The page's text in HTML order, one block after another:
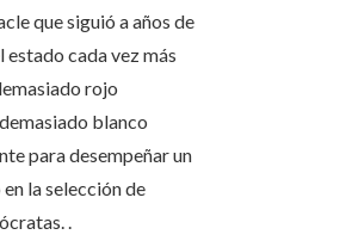
que siguió a años de
estado cada vez más
rojo
blanco
para desempeñar un
la selección de
.